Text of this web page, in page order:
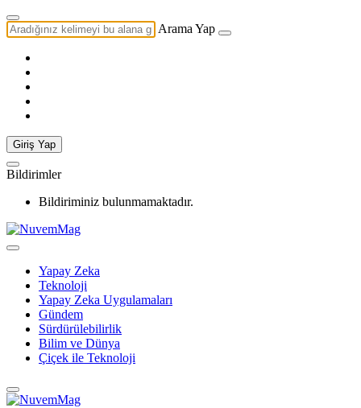
Arama Yap
Giriş Yap
Bildirimler
Bildiriminiz bulunmamaktadır.
Yapay Zeka
Teknoloji
Yapay Zeka Uygulamaları
Gündem
Sürdürülebilirlik
Bilim ve Dünya
Çiçek ile Teknoloji